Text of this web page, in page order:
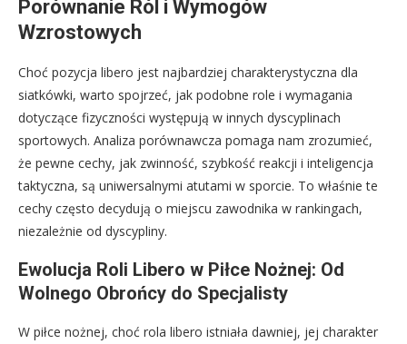
Porównanie Ról i Wymogów
Wzrostowych
Choć pozycja libero jest najbardziej charakterystyczna dla
siatkówki, warto spojrzeć, jak podobne role i wymagania
dotyczące fizyczności występują w innych dyscyplinach
sportowych. Analiza porównawcza pomaga nam zrozumieć,
że pewne cechy, jak zwinność, szybkość reakcji i inteligencja
taktyczna, są uniwersalnymi atutami w sporcie. To właśnie te
cechy często decydują o miejscu zawodnika w rankingach,
niezależnie od dyscypliny.
Ewolucja Roli Libero w Piłce Nożnej: Od
Wolnego Obrońcy do Specjalisty
W piłce nożnej, choć rola libero istniała dawniej, jej charakter